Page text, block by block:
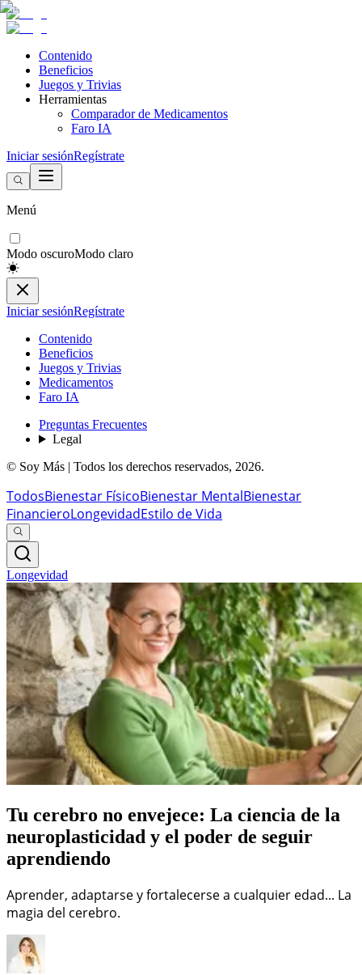
Contenido
Beneficios
Juegos y Trivias
Herramientas
Comparador de Medicamentos
Faro IA
Iniciar sesiónRegístrate
Menú
Modo oscuroModo claro
Iniciar sesiónRegístrate
Contenido
Beneficios
Juegos y Trivias
Medicamentos
Faro IA
Preguntas Frecuentes
Legal
© Soy Más | Todos los derechos reservados, 2026.
TodosBienestar FísicoBienestar MentalBienestar
FinancieroLongevidadEstilo de Vida
Longevidad
Tu cerebro no envejece: La ciencia de la
neuroplasticidad y el poder de seguir
aprendiendo
Aprender, adaptarse y fortalecerse a cualquier edad... La
magia del cerebro.